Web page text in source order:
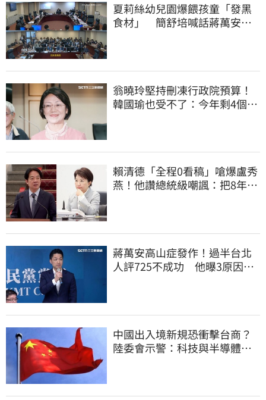
夏莉絲幼兒園爆餵孩童「發黑
食材」 簡舒培喊話蔣萬安：
翁曉玲堅持刪凍行政院預算！
韓國瑜也受不了：今年剩4個月
賴清德「全程0看稿」嗆爆盧秀
燕！他讚總統級嘲諷：把8年總
蔣萬安高山症發作！過半台北
人評725不成功 他曝3原因：
中國出入境新規恐衝擊台商？
陸委會示警：科技與半導體從